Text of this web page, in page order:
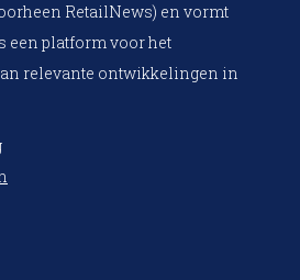
RetailNews) en vormt
een platform voor het
relevante ontwikkelingen in